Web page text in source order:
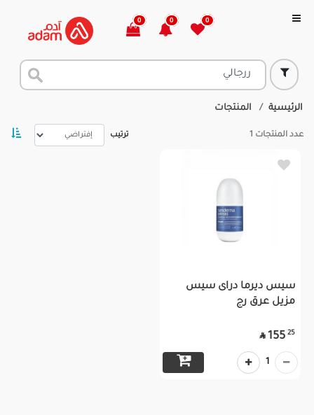
0
0
0
الرئيسية المنتجات
عدد المنتجات 1 ترتيب
سيس ديرما دراى سيس
مزيل عرق رج
25
155

1